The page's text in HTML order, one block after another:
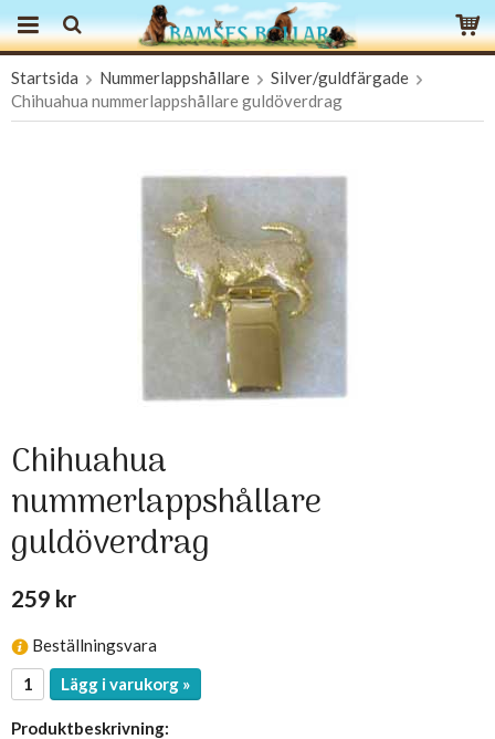
Produkten har blivit tillagd i varukorgen
Startsida Nummerlappshållare
Silver/guldfärgade
Chihuahua nummerlappshållare guldöverdrag
Chihuahua
nummerlappshållare
guldöverdrag
259 kr
Beställningsvara
Lägg i varukorg »
Produktbeskrivning: